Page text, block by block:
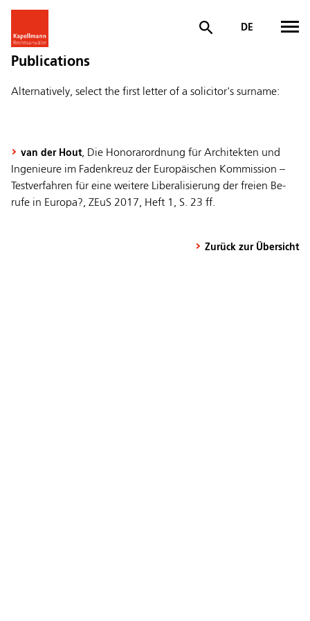
DE
Publications
Alternatively, select the first letter of a solicitor's surname:
van der Hout, Die Honorarordnung für Architekten und
Ingenieure im Fadenkreuz der Europäischen Kommission –
Testverfahren für eine weitere Liberalisierung der freien Be-
rufe in Europa?, ZEuS 2017, Heft 1, S. 23 ff.
Zurück zur Übersicht